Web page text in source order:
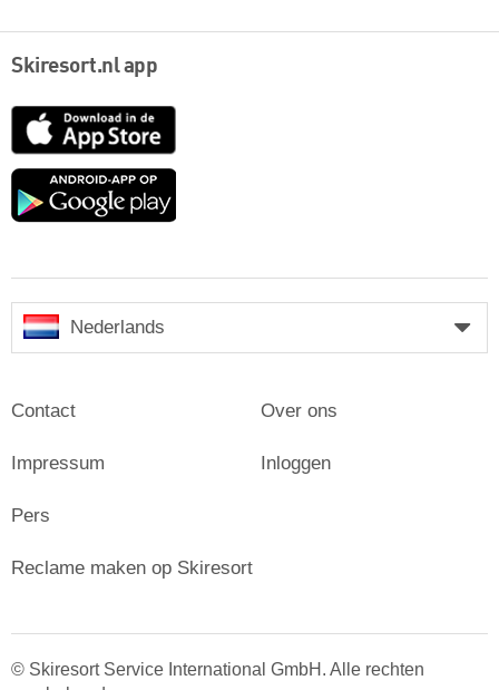
Skiresort.nl app
App
Google
Nederlands
Contact
Impressum
Pers
Over ons
Inloggen
Reclame maken op Skiresort
© Skiresort Service International GmbH. Alle rechten